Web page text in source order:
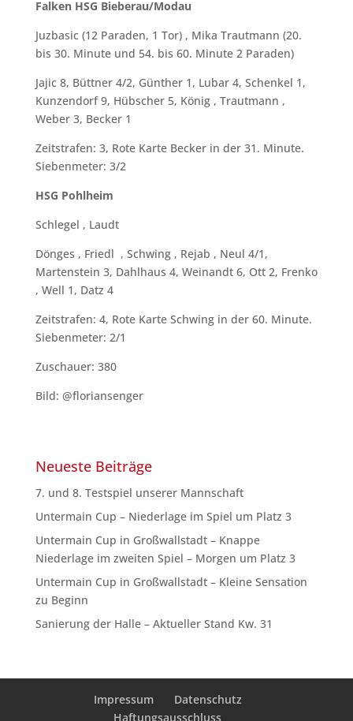
Falken HSG Bieberau/Modau
Juzbasic (12 Paraden, 1 Tor) , Mika Trautmann (20.
bis 30. Minute und 54. bis 60. Minute 2 Paraden)
Jajic 8, Büttner 4/2, Günther 1, Lubar 4, Schenkel 1,
Kunzendorf 9, Hübscher 5, König , Trautmann ,
Weber 3, Becker 1
Zeitstrafen: 3, Rote Karte Becker in der 31. Minute.
Siebenmeter: 3/2
HSG Pohlheim
Schlegel , Laudt
Dönges , Friedl , Schwing , Rejab , Neul 4/1,
Martenstein 3, Dahlhaus 4, Weinandt 6, Ott 2, Frenko
, Well 1, Datz 4
Zeitstrafen: 4, Rote Karte Schwing in der 60. Minute.
Siebenmeter: 2/1
Zuschauer: 380
Bild: @floriansenger
Neueste Beiträge
7. und 8. Testspiel unserer Mannschaft
Untermain Cup – Niederlage im Spiel um Platz 3
Untermain Cup in Großwallstadt – Knappe
Niederlage im zweiten Spiel – Morgen um Platz 3
Untermain Cup in Großwallstadt – Kleine Sensation
zu Beginn
Sanierung der Halle – Aktueller Stand Kw. 31
Impressum
Datenschutz
Haftungsausschluss